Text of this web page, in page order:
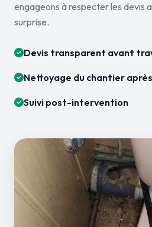
engageons à respecter les devis
surprise.
Devis transparent avant
Nettoyage du chantier
Suivi post-intervention